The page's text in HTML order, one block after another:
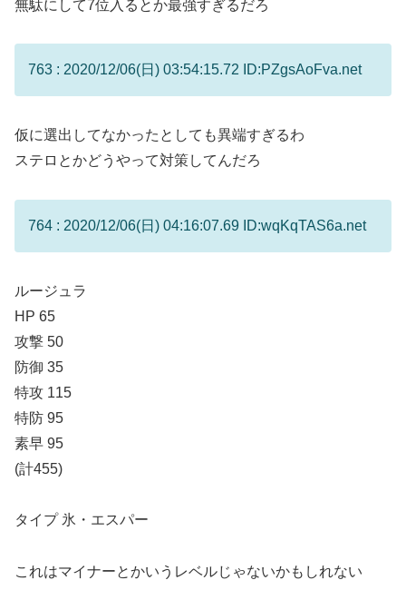
無駄にして7位入るとか最強すぎるだろ
763 : 2020/12/06(日) 03:54:15.72 ID:PZgsAoFva.net
仮に選出してなかったとしても異端すぎるわ
ステロとかどうやって対策してんだろ
764 : 2020/12/06(日) 04:16:07.69 ID:wqKqTAS6a.net
ルージュラ
HP 65
攻撃 50
防御 35
特攻 115
特防 95
素早 95
(計455)
タイプ 氷・エスパー
これはマイナーとかいうレベルじゃないかもしれない